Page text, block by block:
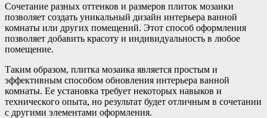
Сочетание разных оттенков и размеров плиток мозаики
позволяет создать уникальный дизайн интерьера ванной
комнаты или других помещений. Этот способ оформления
позволяет добавить красоту и индивидуальность в любое
помещение.
Таким образом, плитка мозаика является простым и
эффективным способом обновления интерьера ванной
комнаты. Ее установка требует некоторых навыков и
технического опыта, но результат будет отличным в сочетании
с другими элементами оформления.